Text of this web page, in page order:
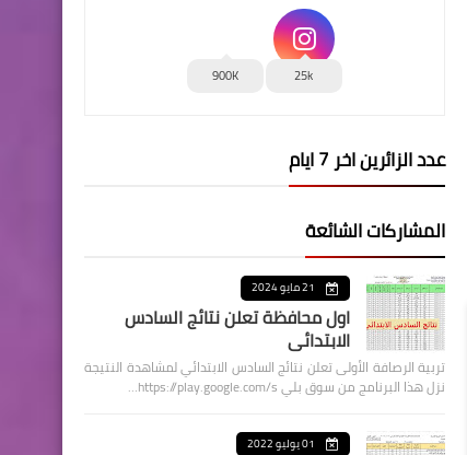
25k
900K
عدد الزائرين اخر 7 ايام
المشاركات الشائعة
21 مايو 2024
اول محافظة تعلن نتائج السادس
الابتدائي
تربية الرصافة الأولى تعلن نتائج السادس الابتدائي لمشاهدة النتيجة
نزل هذا البرنامج من سوق بلي https://play.google.com/s…
01 يوليو 2022